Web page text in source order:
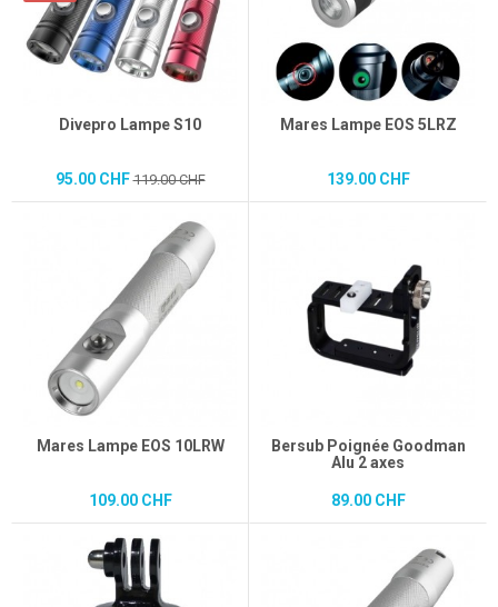
Divepro Lampe S10
95.00 CHF119.00 CHF
Mares Lampe EOS 5LRZ
139.00 CHF
Mares Lampe EOS 10LRW
109.00 CHF
Bersub Poignée Goodman
Alu 2 axes
89.00 CHF